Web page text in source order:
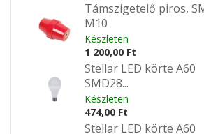
Támszigetelő piros,
M10
Készleten
1 200,00 Ft
Stellar LED körte A60
SMD28...
Készleten
474,00 Ft
Stellar LED körte A60